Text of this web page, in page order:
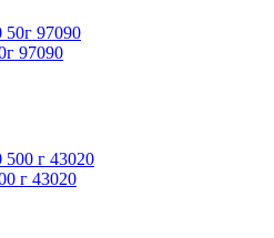
97090
г 43020